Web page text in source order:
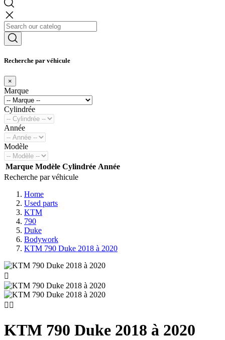
Recherche par véhicule
×
Marque
Cylindrée
Année
Modèle
Marque Modèle Cylindrée Année
Recherche par véhicule
Home
Used parts
KTM
790
Duke
Bodywork
KTM 790 Duke 2018 à 2020

 
KTM 790 Duke 2018 à 2020